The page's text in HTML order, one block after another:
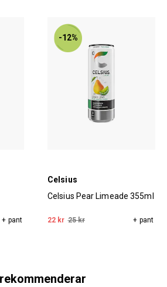
+ pant
-12%
Celsius
Celsius Pear Limeade 355ml
22 kr 25 kr + pant